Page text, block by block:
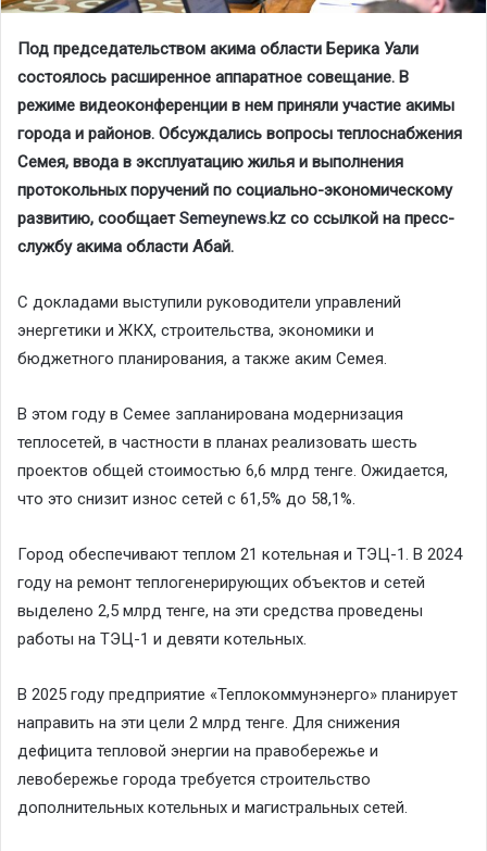
Под председательством акима области Берика Уали
состоялось расширенное аппаратное совещание. В
режиме видеоконференции в нем приняли участие акимы
города и районов. Обсуждались вопросы теплоснабжения
Семея, ввода в эксплуатацию жилья и выполнения
протокольных поручений по социально-экономическому
развитию, сообщаетSemeynews.kz со ссылкой на пресс-
службу акима области Абай.
С докладами выступили руководители управлений
энергетики и ЖКХ, строительства, экономики и
бюджетного планирования, а также аким Семея.
В этом году в Семее запланирована модернизация
теплосетей, в частности в планах реализовать шесть
проектов общей стоимостью 6,6 млрд тенге. Ожидается,
что это снизит износ сетей с 61,5% до 58,1%.
Город обеспечивают теплом 21 котельная и ТЭЦ-1. В 2024
году на ремонт теплогенерирующих объектов и сетей
выделено 2,5 млрд тенге, на эти средства проведены
работы на ТЭЦ-1 и девяти котельных.
В 2025 году предприятие «Теплокоммунэнерго» планирует
направить на эти цели 2 млрд тенге. Для снижения
дефицита тепловой энергии на правобережье и
левобережье города требуется строительство
дополнительных котельных и магистральных сетей.